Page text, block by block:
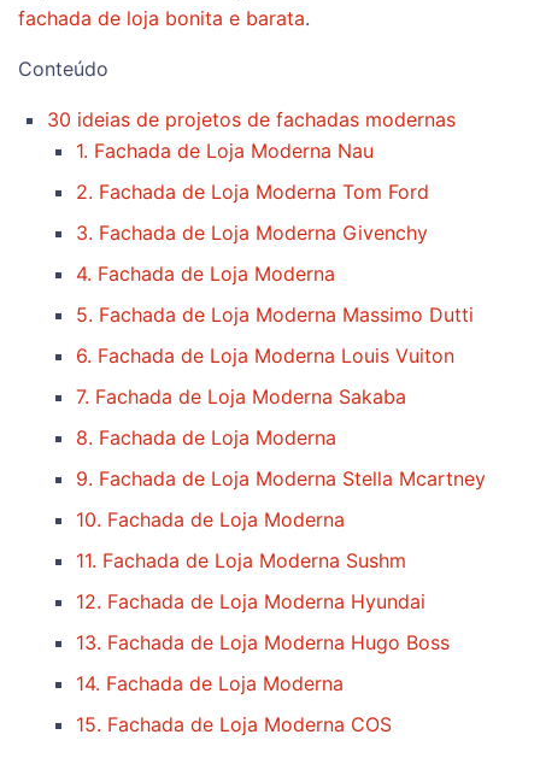
fachada de loja bonita e barata.
Conteúdo
30 ideias de projetos de fachadas modernas
1. Fachada de Loja Moderna Nau
2. Fachada de Loja Moderna Tom Ford
3. Fachada de Loja Moderna Givenchy
4. Fachada de Loja Moderna
5. Fachada de Loja Moderna Massimo Dutti
6. Fachada de Loja Moderna Louis Vuiton
7. Fachada de Loja Moderna Sakaba
8. Fachada de Loja Moderna
9. Fachada de Loja Moderna Stella Mcartney
10. Fachada de Loja Moderna
11. Fachada de Loja Moderna Sushm
12. Fachada de Loja Moderna Hyundai
13. Fachada de Loja Moderna Hugo Boss
14. Fachada de Loja Moderna
15. Fachada de Loja Moderna COS